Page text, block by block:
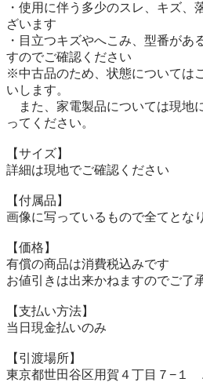
・使用に伴う多少のスレ、キズ、
ざいます
・目立つキズやへこみ、型番があ
すのでご確認ください
※中古品のため、状態については
いします。
また、家電製品については現地
ってください。
【サイズ】
詳細は現地でご確認ください
【付属品】
画像に写っているもので全てとな
【価格】
有償の商品は消費税込みです
お値引きは出来かねますのでご了
【⽀払い⽅法】
当⽇現⾦払いのみ
【引渡場所】
東京都世田谷区用賀４丁目７−１